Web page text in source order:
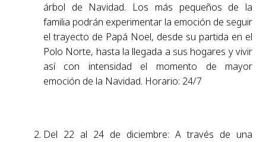
árbol de Navidad. Los más pequeños de la
familia podrán experimentar la emoción de seguir
el trayecto de Papá Noel, desde su partida en el
Polo Norte, hasta la llegada a sus hogares y vivir
así con intensidad el momento de mayor
emoción de la Navidad. Horario: 24/7
Del 22 al 24 de diciembre: A través de una